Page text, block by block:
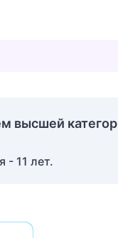
высшей
- 11 лет.